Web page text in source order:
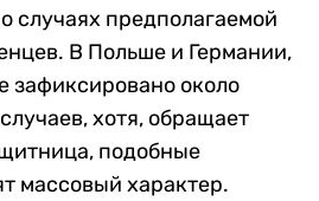
случаях предполагаемой
В Польше и Германии,
зафиксировано около
хотя, обращает
подобные
массовый характер.